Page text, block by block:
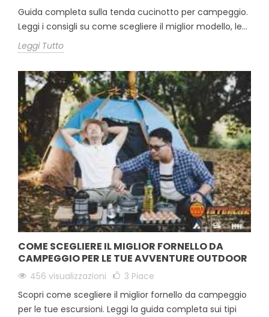
Guida completa sulla tenda cucinotto per campeggio.
Leggi i consigli su come scegliere il miglior modello, le...
Leggi Tutto
COME SCEGLIERE IL MIGLIOR FORNELLO DA
CAMPEGGIO PER LE TUE AVVENTURE OUTDOOR
456 visualizzazioni 3 Piace
Scopri come scegliere il miglior fornello da campeggio
per le tue escursioni. Leggi la guida completa sui tipi